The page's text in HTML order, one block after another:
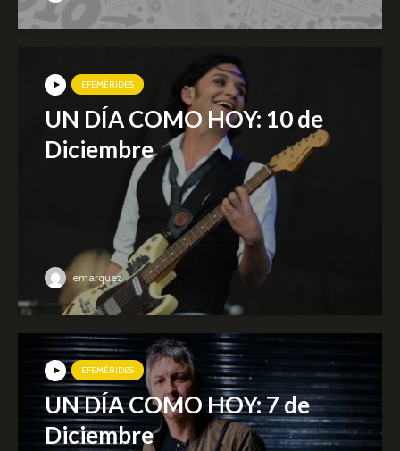
EFEMÉRIDES
UN DÍA COMO HOY: 10 de
Diciembre
emarquez
EFEMÉRIDES
UN DÍA COMO HOY: 7 de
Diciembre